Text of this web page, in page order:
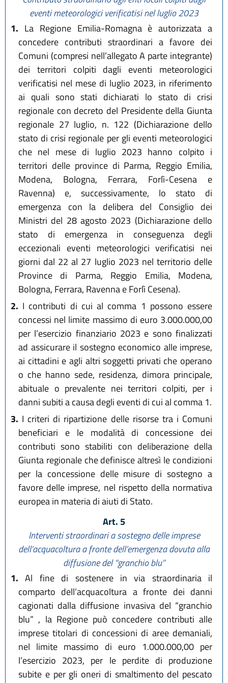
eventi meteorologici verificatisi nel luglio 2023
1. La Regione Emilia-Romagna è autorizzata a
concedere contributi straordinari a favore dei
Comuni (compresi nell’allegato A parte integrante)
dei territori colpiti dagli eventi meteorologici
verificatisi nel mese di luglio 2023, in riferimento
ai quali sono stati dichiarati lo stato di crisi
regionale con decreto del Presidente della Giunta
regionale 27 luglio, n. 122 (Dichiarazione dello
stato di crisi regionale per gli eventi meteorologici
che nel mese di luglio 2023 hanno colpito i
territori delle province di Parma, Reggio Emilia,
Modena, Bologna, Ferrara, Forlì-Cesena e
Ravenna) e, successivamente, lo stato di
emergenza con la delibera del Consiglio dei
Ministri del 28 agosto 2023 (Dichiarazione dello
stato di emergenza in conseguenza degli
eccezionali eventi meteorologici verificatisi nei
giorni dal 22 al 27 luglio 2023 nel territorio delle
Province di Parma, Reggio Emilia, Modena,
Bologna, Ferrara, Ravenna e Forlì Cesena).
2. I contributi di cui al comma 1 possono essere
concessi nel limite massimo di euro 3.000.000,00
per l’esercizio finanziario 2023 e sono finalizzati
ad assicurare il sostegno economico alle imprese,
ai cittadini e agli altri soggetti privati che operano
o che hanno sede, residenza, dimora principale,
abituale o prevalente nei territori colpiti, per i
danni subiti a causa degli eventi di cui al comma 1.
3. I criteri di ripartizione delle risorse tra i Comuni
beneficiari e le modalità di concessione dei
contributi sono stabiliti con deliberazione della
Giunta regionale che definisce altresì le condizioni
per la concessione delle misure di sostegno a
favore delle imprese, nel rispetto della normativa
europea in materia di aiuti di Stato.
Art. 5
Interventi straordinari a sostegno delle imprese
dell’acquacoltura a fronte dell’emergenza dovuta alla
diffusione del “granchio blu”
1. Al fine di sostenere in via straordinaria il
comparto dell’acquacoltura a fronte dei danni
cagionati dalla diffusione invasiva del “granchio
blu” , la Regione può concedere contributi alle
imprese titolari di concessioni di aree demaniali,
nel limite massimo di euro 1.000.000,00 per
l’esercizio 2023, per le perdite di produzione
subite e per gli oneri di smaltimento del pescato